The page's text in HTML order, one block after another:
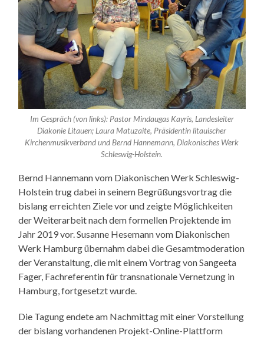
Im Gespräch (von links): Pastor Mindaugas Kayris, Landesleiter
Diakonie Litauen; Laura Matuzaite, Präsidentin litauischer
Kirchenmusikverband und Bernd Hannemann, Diakonisches Werk
Schleswig-Holstein.
Bernd Hannemann vom Diakonischen Werk Schleswig-
Holstein trug dabei in seinem Begrüßungsvortrag die
bislang erreichten Ziele vor und zeigte Möglichkeiten
der Weiterarbeit nach dem formellen Projektende im
Jahr 2019 vor. Susanne Hesemann vom Diakonischen
Werk Hamburg übernahm dabei die Gesamtmoderation
der Veranstaltung, die mit einem Vortrag von Sangeeta
Fager, Fachreferentin für transnationale Vernetzung in
Hamburg, fortgesetzt wurde.
Die Tagung endete am Nachmittag mit einer Vorstellung
der bislang vorhandenen Projekt-Online-Plattform